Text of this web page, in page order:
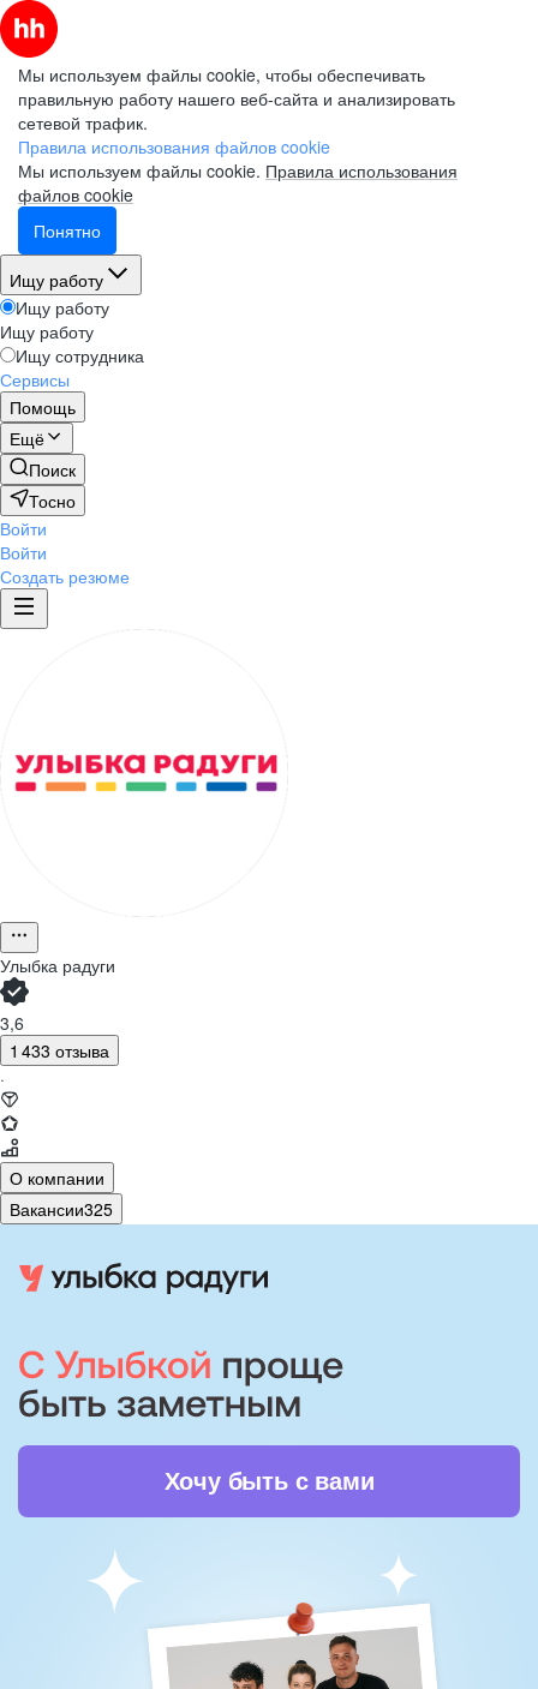
Мы используем файлы cookie, чтобы обеспечивать
правильную работу нашего веб-сайта и анализировать
сетевой трафик.
Правила использования файлов cookie
Мы используем файлы cookie. Правила использования
файлов cookie
Понятно
Ищу работу
Ищу работу
Ищу работу
Ищу сотрудника
Сервисы
Помощь
Ещё
Поиск
Тосно
Войти
Войти
Создать резюме
Улыбка радуги
3,6
1 433 отзыва
·
О компании
Вакансии325
Хочу быть с вами